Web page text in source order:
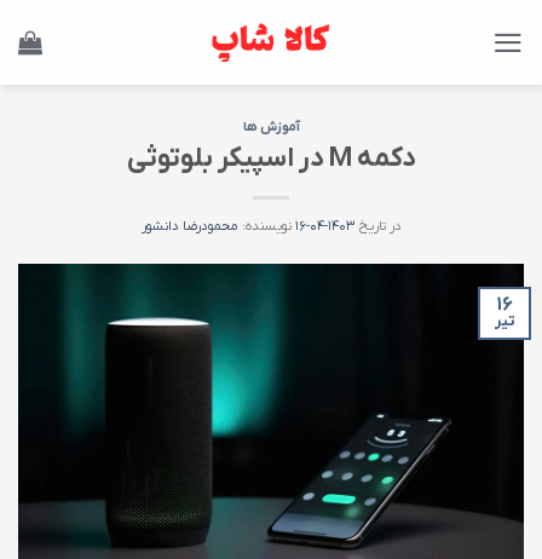
آموزش ها
دکمه M در اسپیکر بلوتوثی
در تاریخ ۱۴۰۳-۰۴-۱۶ نویسنده: محمودرضا دانشور
۱۶
تیر